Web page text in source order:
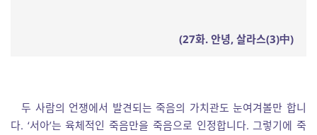
(27화. 안녕, 살라스(3)中)
두 사람의 언쟁에서 발견되는 죽음의 가치관도 눈여겨볼만 합니
다. ‘서아’는 육체적인 죽음만을 죽음으로 인정합니다. 그렇기에 죽